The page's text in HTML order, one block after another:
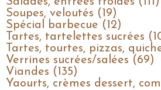
Soupes, veloutés (19)
Spécial barbecue (12)
Tartes, tartelettes sucrées
Tartes, tourtes, pizzas,
Verrines sucrées/salées (69)
Viandes (135)
Yaourts, crèmes dessert,